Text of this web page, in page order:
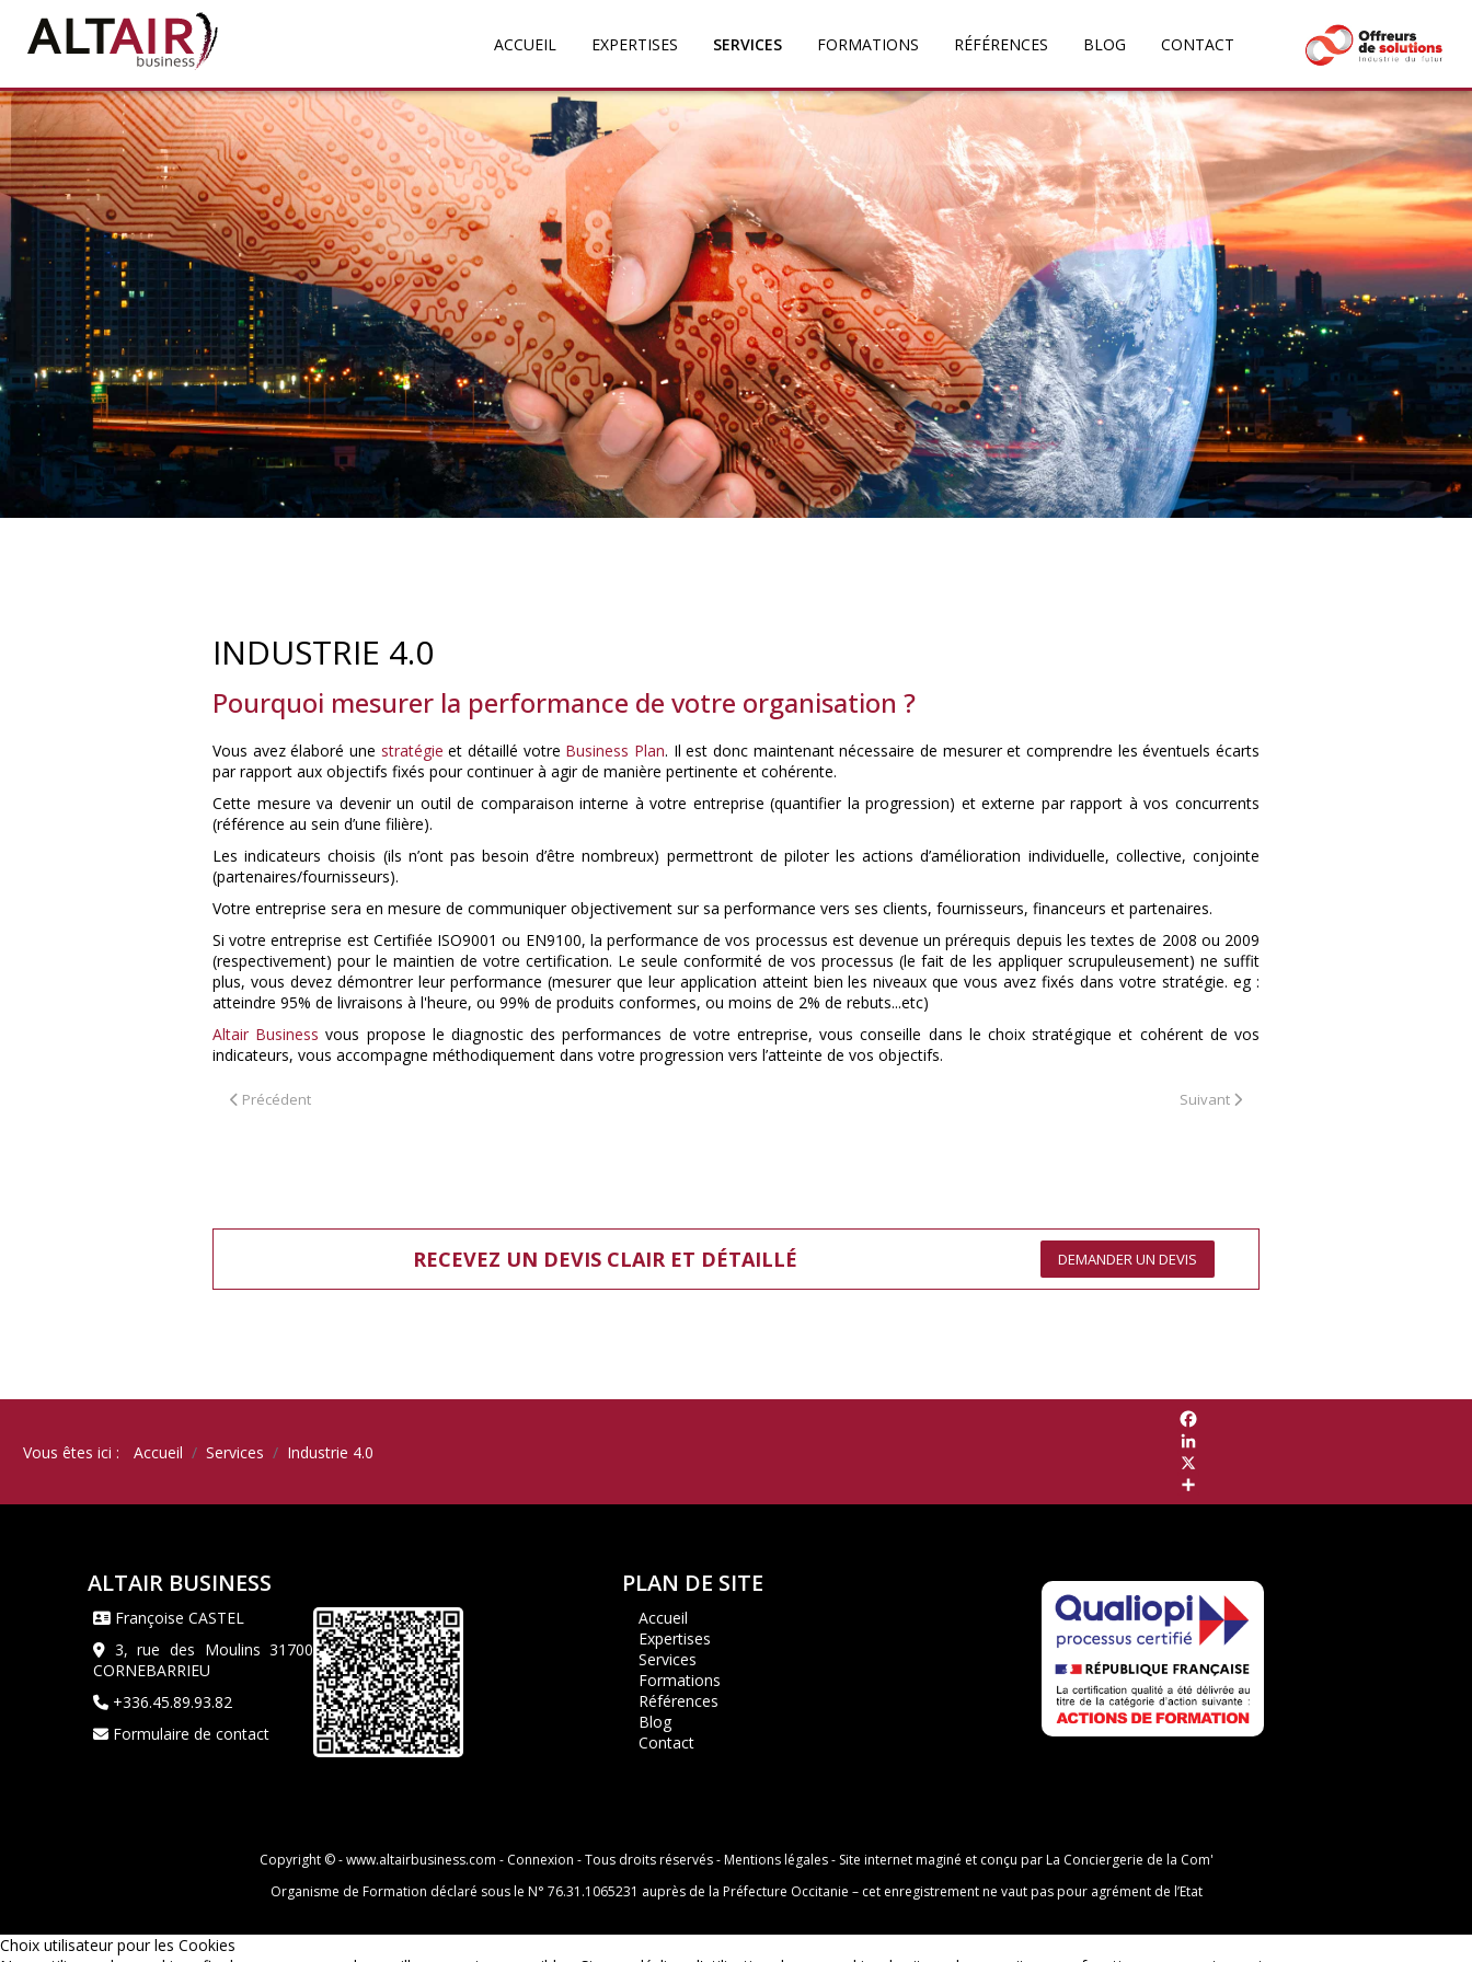
ACCUEIL EXPERTISES SERVICES FORMATIONS RÉFÉRENCES BLOG CONTACT
INDUSTRIE 4.0
Pourquoi mesurer la performance de votre organisation ?
Vous avez élaboré une stratégie et détaillé votre Business Plan. Il est donc maintenant nécessaire de mesurer et comprendre les éventuels écarts
par rapport aux objectifs fixés pour continuer à agir de manière pertinente et cohérente.
Cette mesure va devenir un outil de comparaison interne à votre entreprise (quantifier la progression) et externe par rapport à vos concurrents
(référence au sein d’une filière).
Les indicateurs choisis (ils n’ont pas besoin d’être nombreux) permettront de piloter les actions d’amélioration individuelle, collective, conjointe
(partenaires/fournisseurs).
Votre entreprise sera en mesure de communiquer objectivement sur sa performance vers ses clients, fournisseurs, financeurs et partenaires.
Si votre entreprise est Certifiée ISO9001 ou EN9100, la performance de vos processus est devenue un prérequis depuis les textes de 2008 ou 2009
(respectivement) pour le maintien de votre certification. Le seule conformité de vos processus (le fait de les appliquer scrupuleusement) ne suffit
plus, vous devez démontrer leur performance (mesurer que leur application atteint bien les niveaux que vous avez fixés dans votre stratégie. eg :
atteindre 95% de livraisons à l'heure, ou 99% de produits conformes, ou moins de 2% de rebuts...etc)
Altair Businessvous propose le diagnostic des performances de votre entreprise, vous conseille dans le choix stratégique et cohérent de vos
indicateurs, vous accompagne méthodiquement dans votre progression vers l’atteinte de vos objectifs.
Article précédent : Qu’est-ce qu’un Business Model (Modèle Economique) ?
Précédent Article suivant : Comment résoudre des
Suivant
RECEVEZ UN DEVIS CLAIR ET DÉTAILLÉ DEMANDER UN DEVIS
Vous êtes ici : Accueil Services Industrie 4.0
Share
ALTAIR BUSINESS
Françoise CASTEL
3, rue des Moulins 31700
CORNEBARRIEU
+336.45.89.93.82
Formulaire de contact
PLAN DE SITE
Accueil
Expertises
Services
Formations
Références
Blog
Contact
Copyright © -www.altairbusiness.com - Connexion - Tous droits réservés -Mentions légales- Site internet maginé et conçu parLa Conciergerie de la Com'
Organisme de Formation déclaré sous le N° 76.31.1065231 auprès de la Préfecture Occitanie – cet enregistrement ne vaut pas pour agrément de l’Etat
Choix utilisateur pour les Cookies